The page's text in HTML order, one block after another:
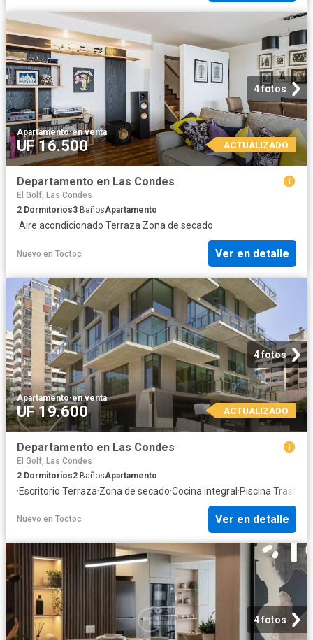
4 fotos
Apartamento·en venta
UF 16.500 ACTUALIZADO
Departamento en Las Condes
El Golf, Las Condes
2 Dormitorios3 BañosApartamento
·Aire acondicionado·Terraza·Zona de secado
Nuevo en Toctoc Ver en detalle
4 fotos
Apartamento·en venta
UF 19.600 ACTUALIZADO
Departamento en Las Condes
El Golf, Las Condes
2 Dormitorios2 BañosApartamento
·Escritorio·Terraza·Zona de secado·Cocina integral·Piscina·Trastero
Nuevo en Toctoc Ver en detalle
4 fotos